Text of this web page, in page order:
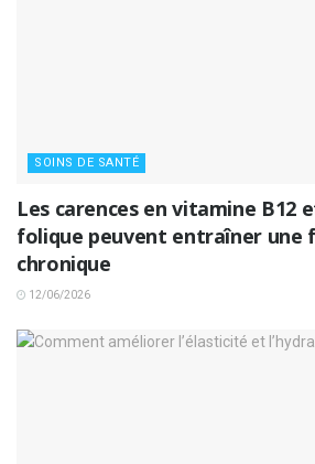
SOINS DE SANTÉ
Les carences en vitamine B12
folique peuvent entraîner une
chronique
12/06/2026